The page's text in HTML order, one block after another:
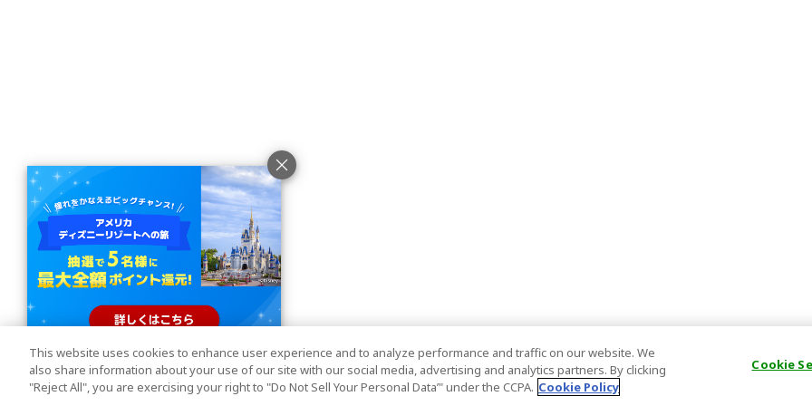
This website uses cookies to enhance user experience and to analyze performance and traffic on our website. We
also share information about your use of our site with our social media, advertising and analytics partners. By clicking
"Reject All", you are exercising your right to "Do Not Sell Your Personal Data’" under the CCPA. Cookie Policy
Cookie